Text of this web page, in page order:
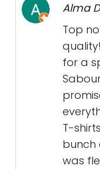
Alma
Top
for a
T-
bunch
was